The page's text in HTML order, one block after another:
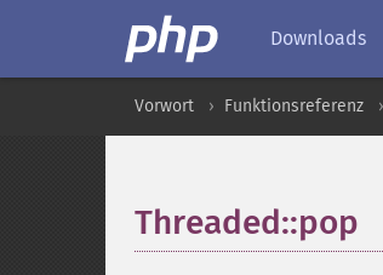
Downloads
Vorwort Funktionsreferenz
Threaded::pop